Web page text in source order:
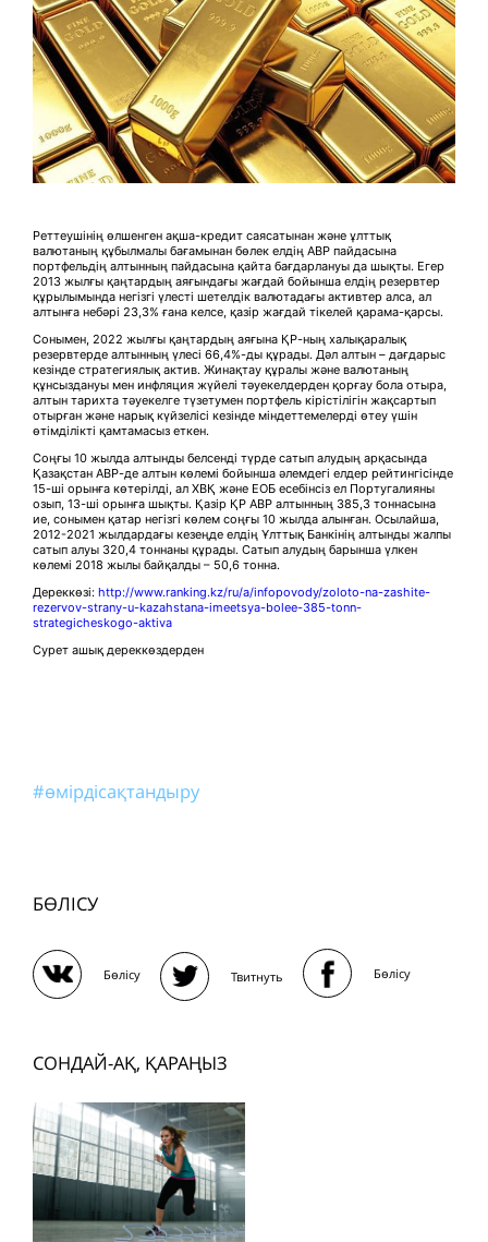
Реттеушінің өлшенген ақша-кредит саясатынан және ұлттық
валютаның құбылмалы бағамынан бөлек елдің АВР пайдасына
портфельдің алтынның пайдасына қайта бағдарлануы да шықты. Егер
2013 жылғы қаңтардың аяғындағы жағдай бойынша елдің резервтер
құрылымында негізгі үлесті шетелдік валютадағы активтер алса, ал
алтынға небәрі 23,3% ғана келсе, қазір жағдай тікелей қарама-қарсы.
Сонымен, 2022 жылғы қаңтардың аяғына ҚР-ның халықаралық
резервтерде алтынның үлесі 66,4%-ды құрады. Дәл алтын – дағдарыс
кезінде стратегиялық актив. Жинақтау құралы және валютаның
құнсыздануы мен инфляция жүйелі тәуекелдерден қорғау бола отыра,
алтын тарихта тәуекелге түзетумен портфель кірістілігін жақсартып
отырған және нарық күйзелісі кезінде міндеттемелерді өтеу үшін
өтімділікті қамтамасыз еткен.
Соңғы 10 жылда алтынды белсенді түрде сатып алудың арқасында
Қазақстан АВР-де алтын көлемі бойынша әлемдегі елдер рейтингісінде
15-ші орынға көтерілді, ал ХВҚ және ЕОБ есебінсіз ел Португалияны
озып, 13-ші орынға шықты. Қазір ҚР АВР алтынның 385,3 тоннасына
ие, сонымен қатар негізгі көлем соңғы 10 жылда алынған. Осылайша,
2012-2021 жылдардағы кезеңде елдің Ұлттық Банкінің алтынды жалпы
сатып алуы 320,4 тоннаны құрады. Сатып алудың барынша үлкен
көлемі 2018 жылы байқалды – 50,6 тонна.
Дереккөзі: http://www.ranking.kz/ru/a/infopovody/zoloto-na-zashite-
rezervov-strany-u-kazahstana-imeetsya-bolee-385-tonn-
strategicheskogo-aktiva
Сурет ашық дереккөздерден
#өмірдісақтандыру
БӨЛІСУ
Бөлісу Твитнуть Бөлісу
СОНДАЙ-АҚ, ҚАРАҢЫЗ